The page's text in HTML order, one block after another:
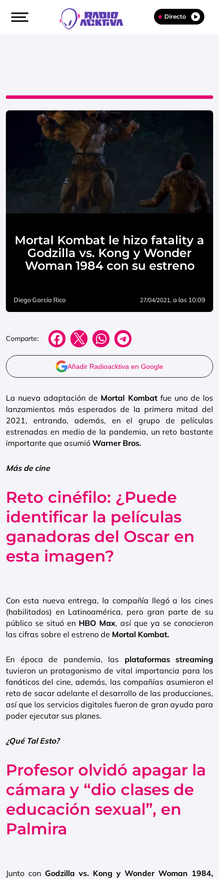
Directo
Mortal Kombat le hizo fatality a
Godzilla vs. Kong y Wonder
Woman 1984 con su estreno
Diego García Rico 27/04/2021, a las 10:09
Comparte:
Añadir Radioacktiva en Google
La nueva adaptación de Mortal Kombatfue uno de los
lanzamientos más esperados de la primera mitad del
2021, entrando, además, en el grupo de películas
estrenadas en medio de la pandemia, un reto bastante
importante que asumió Warner Bros.
Más de cine
Reto cinéfilo: ¿Puede
identificar la películas
ganadoras del Oscar en
esta imagen?
Con esta nueva entrega, la compañía llegó a los cines
(habilitados) en Latinoamérica, pero gran parte de su
público se situó en HBO Max, así que ya se conocieron
las cifras sobre el estreno de Mortal Kombat.
En época de pandemia, las plataformas streaming
tuvieron un protagonismo de vital importancia para los
fanáticos del cine, además, las compañías asumieron el
reto de sacar adelante el desarrollo de las producciones,
así que los servicios digitales fueron de gran ayuda para
poder ejecutar sus planes.
¿Qué Tal Esto?
Profesor olvidó apagar la
cámara y “dio clases de
educación sexual”, en
Palmira
Junto con Godzilla vs. Kong y Wonder Woman 1984,